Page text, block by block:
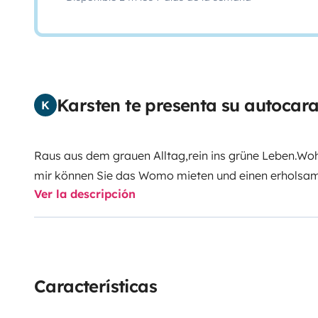
K Karsten te presenta su
Raus aus dem grauen Alltag,rein ins grüne
mir können Sie das Womo mieten und einen
ist ideal f.4-6pers. ausgerichtet.Hund und Katz hat
ausgestattet was man zum Campen benötigt.Er ist
Ver la descripción
Características